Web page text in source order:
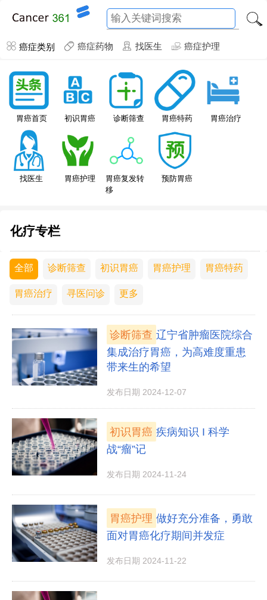
癌症类别 癌症药物 找医生 癌症护理
胃癌首页 初识胃癌 诊断筛查 胃癌特药 胃癌治疗
找医生 胃癌护理
胃癌复发转
移
预防胃癌
化疗专栏
全部 诊断筛查 初识胃癌 胃癌护理 胃癌特药
胃癌治疗 寻医问诊 更多
诊断筛查 辽宁省肿瘤医院综合
集成治疗胃癌，为高难度重患
带来生的希望
发布日期 2024-12-07
初识胃癌 疾病知识 I 科学
战“瘤”记
发布日期 2024-11-24
胃癌护理 做好充分准备，勇敢
面对胃癌化疗期间并发症
发布日期 2024-11-22